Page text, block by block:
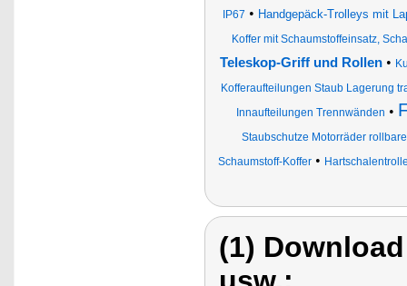
IP67 • Handgepäck-Trolleys mit
Koffer mit Schaumstoffeinsatz,
Teleskop-Griff und Rollen•
Kofferaufteilungen Staub Lagerung
Innaufteilungen Trennwänden •
Staubschutze Motorräder
Schaumstoff-Koffer•
(1)